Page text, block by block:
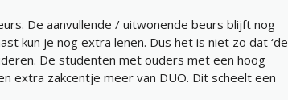
De aanvullende / uitwonende beurs blijft nog
kun je nog extra lenen. Dus het is niet zo dat ‘de
De studenten met ouders met een hoog
extra zakcentje meer van DUO. Dit scheelt een